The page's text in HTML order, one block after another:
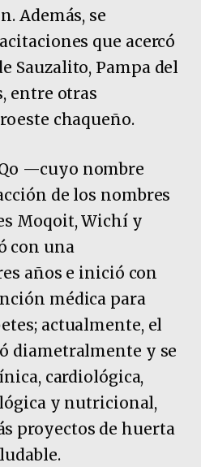
Además, se
que acercó
Sauzalito, Pampa del
entre otras
chaqueño.
—cuyo nombre
de los nombres
Moqoit, Wichí y
con una
años e inició con
médica para
actualmente, el
diametralmente y se
cardiológica,
y nutricional,
proyectos de huerta